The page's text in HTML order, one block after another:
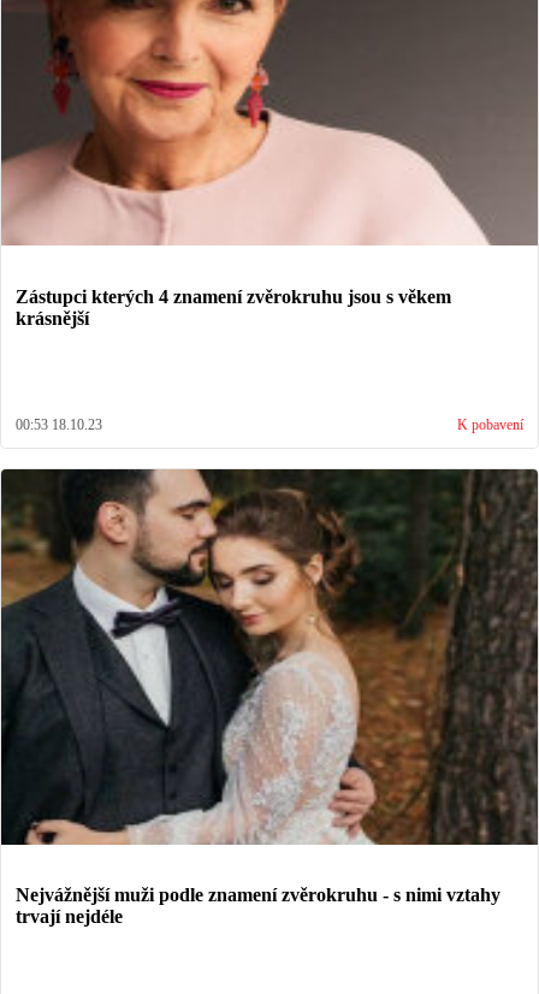
Zástupci kterých 4 znamení zvěrokruhu jsou s věkem
krásnější
00:53 18.10.23 K pobavení
Nejvážnější muži podle znamení zvěrokruhu - s nimi vztahy
trvají nejdéle